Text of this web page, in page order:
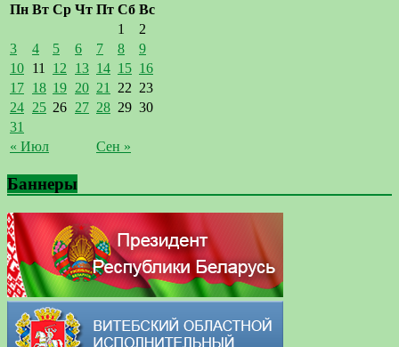
Пн Вт Ср Чт Пт Сб Вс
« Июл Сен »
1
2
3
4 5 6 7 8
9
10 11 12 13 14 15 16
17 18 19 20 21 22 23
24 25 26 27 28 29 30
31
Баннеры